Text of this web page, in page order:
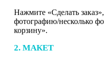
Нажмите «Сделать
фотографию/несколько
корзину».
2. МАКЕТ